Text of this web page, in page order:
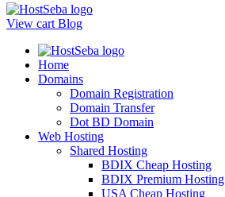
View cart Blog
Home
Domains
Domain Registration
Domain Transfer
Dot BD Domain
Web Hosting
Shared Hosting
BDIX Cheap Hosting
BDIX Premium Hosting
USA Cheap Hosting